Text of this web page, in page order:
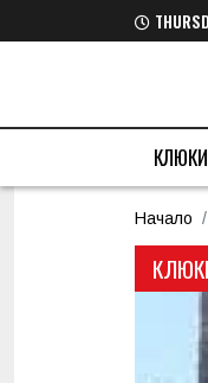
КЛЮКИ
Начало